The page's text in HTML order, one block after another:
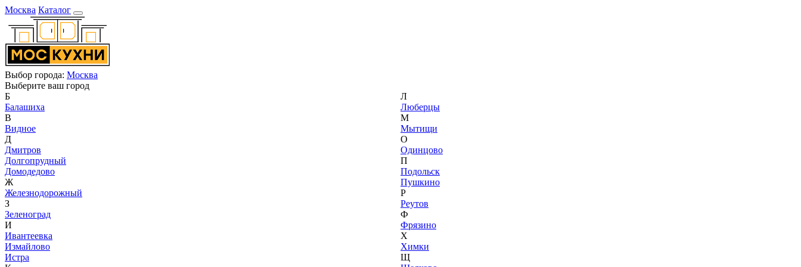
Москва Каталог
Выбор города: Москва
Выберите ваш город
Б
Балашиха
В
Видное
Д
Дмитров
Долгопрудный
Домодедово
Ж
Железнодорожный
З
Зеленоград
И
Ивантеевка
Измайлово
Истра
Л
Люберцы
М
Мытищи
О
Одинцово
П
Подольск
Пушкино
Р
Реутов
Ф
Фрязино
Х
Химки
Щ